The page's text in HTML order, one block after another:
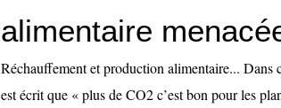
alimentaire
Réchauffement et production alimentaire... Dans
est écrit que « plus de CO2 c’est bon pour les